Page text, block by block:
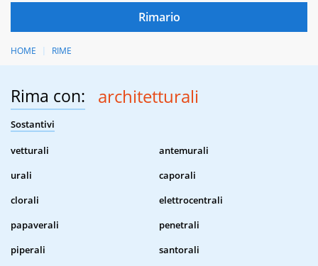
HOME RIME
Rima con: architetturali
Sostantivi
vetturali
antemurali
urali
caporali
clorali
elettrocentrali
papaverali
penetrali
piperali
santorali